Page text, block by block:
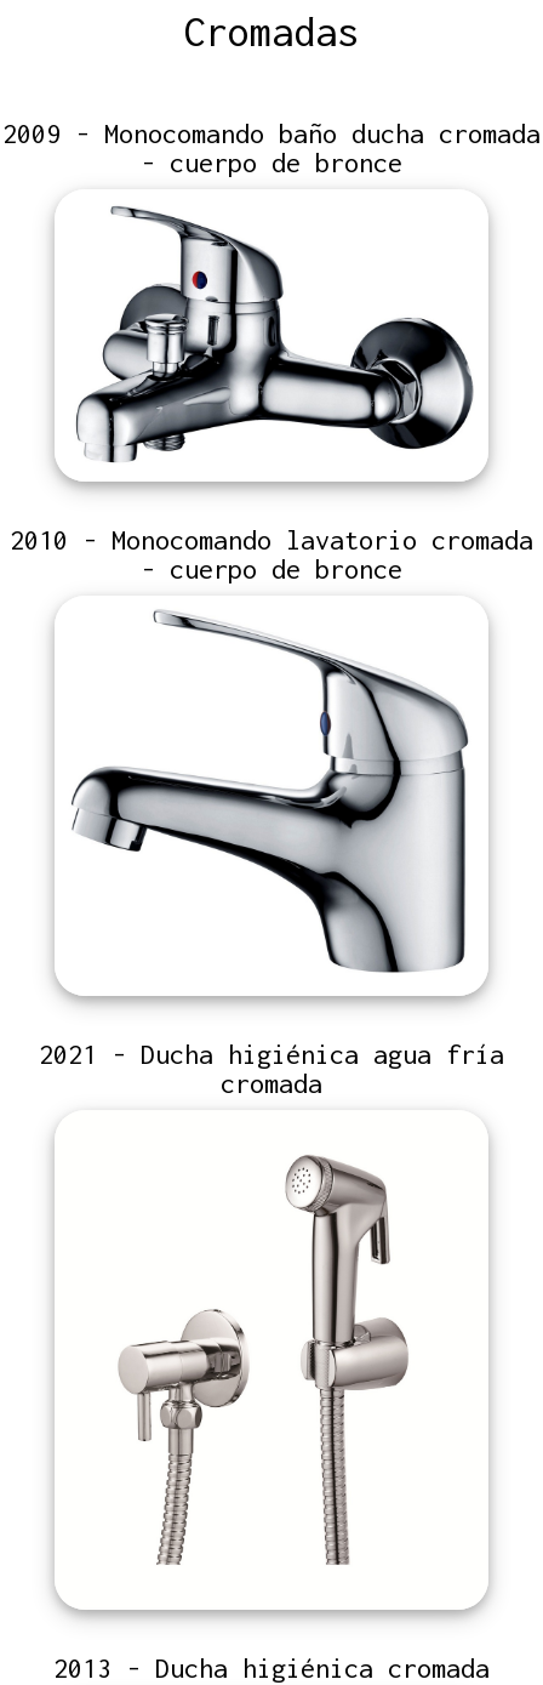
Cromadas
2009 - Monocomando baño ducha cromada
- cuerpo de bronce
2010 - Monocomando lavatorio cromada
- cuerpo de bronce
2021 - Ducha higiénica agua fría
cromada
2013 - Ducha higiénica cromada